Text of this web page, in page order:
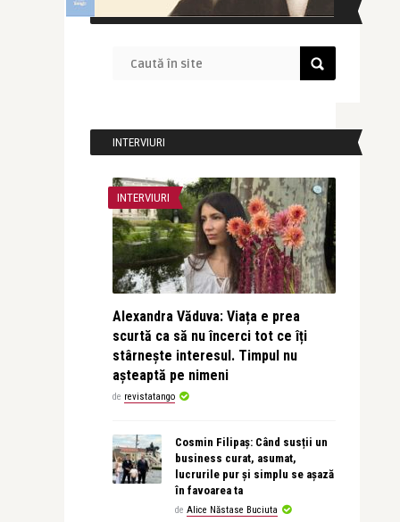
CAUTĂ ÎN SITE
INTERVIURI
INTERVIURI
Alexandra Văduva: Viața e prea
scurtă ca să nu încerci tot ce îți
stârnește interesul. Timpul nu
așteaptă pe nimeni
de revistatango
Cosmin Filipaș: Când susții un
business curat, asumat,
lucrurile pur și simplu se așază
în favoarea ta
de Alice Năstase Buciuta